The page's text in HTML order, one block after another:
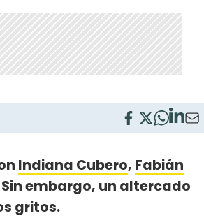
Indiana Cubero, Fabián
embargo, un altercado
gritos.